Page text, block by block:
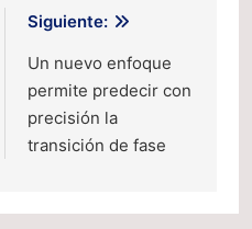
Siguiente:
Un nuevo enfoque
permite predecir con
precisión la
transición de fase